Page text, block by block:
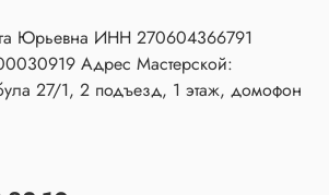
Юрьевна ИНН 270604366791
Адрес Мастерской:
27/1, 2 подъезд, 1 этаж, домофон